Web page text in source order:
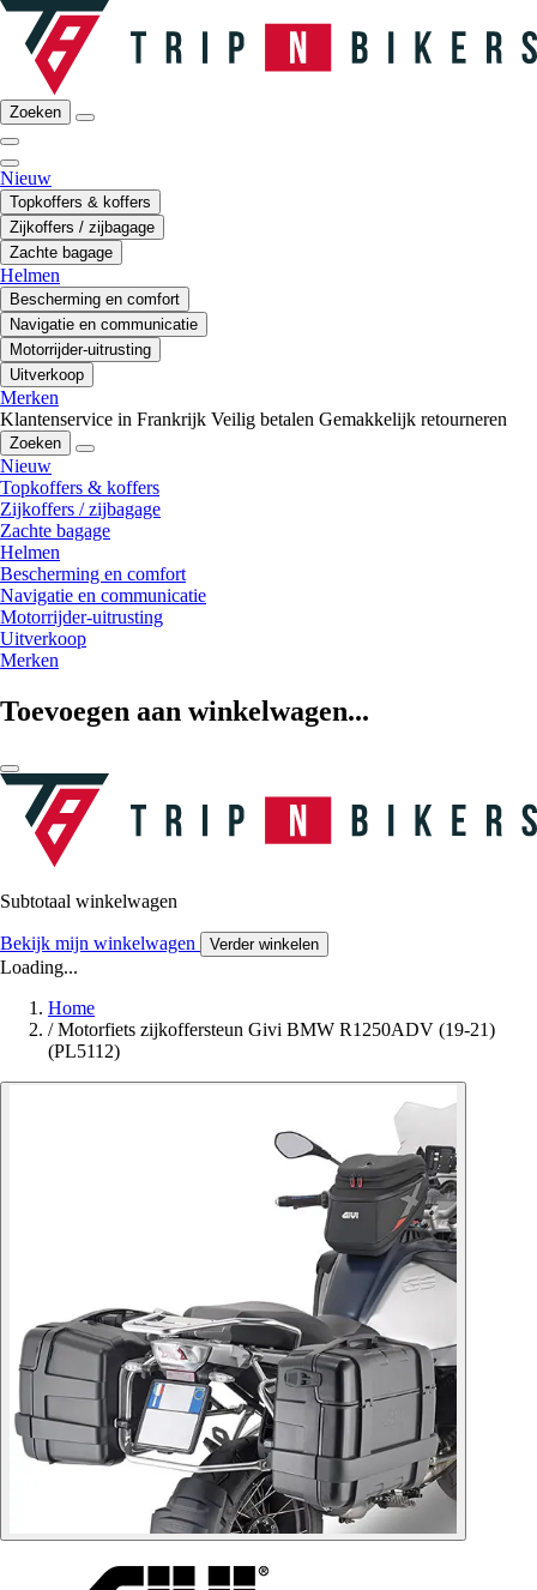
Zoeken
Nieuw
Topkoffers & koffers
Zijkoffers / zijbagage
Zachte bagage
Helmen
Bescherming en comfort
Navigatie en communicatie
Motorrijder-uitrusting
Uitverkoop
Merken
Klantenservice in Frankrijk Veilig betalen Gemakkelijk retourneren
Zoeken
Nieuw
Topkoffers & koffers
Zijkoffers / zijbagage
Zachte bagage
Helmen
Bescherming en comfort
Navigatie en communicatie
Motorrijder-uitrusting
Uitverkoop
Merken
Toevoegen aan winkelwagen...
Subtotaal winkelwagen
Bekijk mijn winkelwagen Verder winkelen
Loading...
Home
/ Motorfiets zijkoffersteun Givi BMW R1250ADV (19-21)
(PL5112)